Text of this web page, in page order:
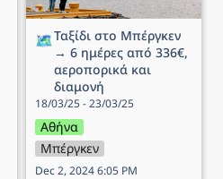
🗺️Ταξίδι στo Μπέργκεν
→ 6 ημέρες από 336€,
αεροπορικά και
διαμονή
18/03/25 - 23/03/25
Αθήνα
Μπέργκεν
Dec 2, 2024 6:05 PM